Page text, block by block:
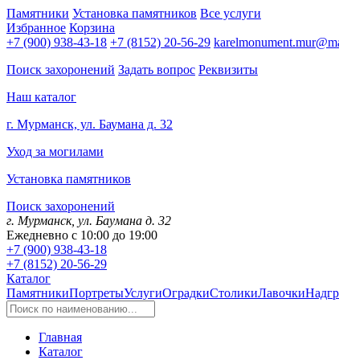
Памятники Установка памятников Все услуги
Избранное Корзина
+7 (900) 938-43-18 +7 (8152) 20-56-29
Поиск захоронений Задать вопрос Реквизиты
Наш каталог
г. Мурманск, ул. Баумана д. 32
Уход за могилами
Установка памятников
Поиск захоронений
г. Мурманск, ул. Баумана д. 32
Ежедневно с 10:00 до 19:00
+7 (900) 938-43-18
+7 (8152) 20-56-29
Каталог
ПамятникиПортретыУслугиОградкиСтоликиЛавочки
Главная
Каталог